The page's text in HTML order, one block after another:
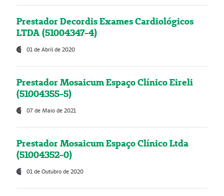
Prestador Decordis Exames Cardiológicos
LTDA (51004347-4)
01 de Abril de 2020
Prestador Mosaicum Espaço Clínico Eireli
(51004355-5)
07 de Maio de 2021
Prestador Mosaicum Espaço Clínico Ltda
(51004352-0)
01 de Outubro de 2020